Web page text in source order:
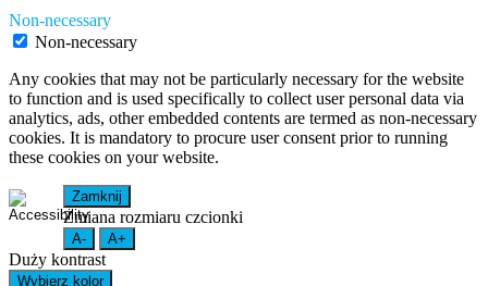
Non-necessary
Non-necessary
Any cookies that may not be particularly necessary for the website
to function and is used specifically to collect user personal data via
analytics, ads, other embedded contents are termed as non-necessary
cookies. It is mandatory to procure user consent prior to running
these cookies on your website.
Zamknij
Zmiana rozmiaru czcionki
A- A+
Duży kontrast
Wybierz kolor